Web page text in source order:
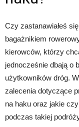
Czy zastanawiałeś
bagażnikiem
kierowców, którzy
jednocześnie dbają o
użytkowników dróg.
zalecenia dotyczące
na haku oraz jakie
podczas takiej